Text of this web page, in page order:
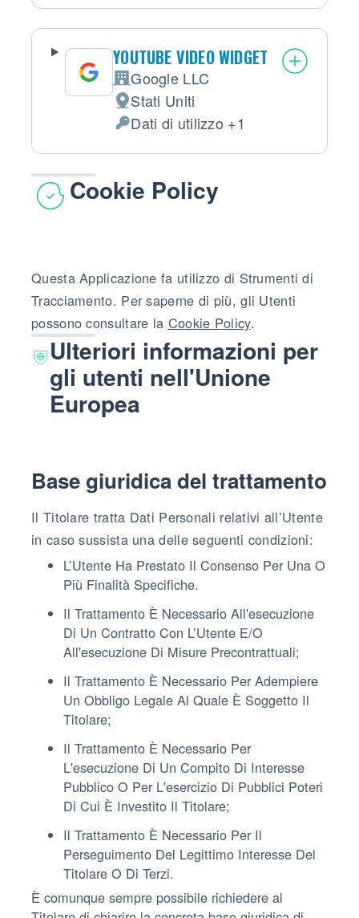
YOUTUBE VIDEO WIDGET
Azienda:
Google LLC
Luogo del trattamento:
Stati Uniti
Dati Personali trattati:
Dati di utilizzo +1
Cookie Policy
Questa Applicazione fa utilizzo di Strumenti di
Tracciamento. Per saperne di più, gli Utenti
possono consultare la Cookie Policy.
Ulteriori informazioni per
gli utenti nell'Unione
Europea
Base giuridica del trattamento
Il Titolare tratta Dati Personali relativi all’Utente
in caso sussista una delle seguenti condizioni:
L’Utente Ha Prestato Il Consenso Per Una O
Più Finalità Specifiche.
Il Trattamento È Necessario All'esecuzione
Di Un Contratto Con L’Utente E/o
All'esecuzione Di Misure Precontrattuali;
Il Trattamento È Necessario Per Adempiere
Un Obbligo Legale Al Quale È Soggetto Il
Titolare;
Il Trattamento È Necessario Per
L'esecuzione Di Un Compito Di Interesse
Pubblico O Per L'esercizio Di Pubblici Poteri
Di Cui È Investito Il Titolare;
Il Trattamento È Necessario Per Il
Perseguimento Del Legittimo Interesse Del
Titolare O Di Terzi.
È comunque sempre possibile richiedere al